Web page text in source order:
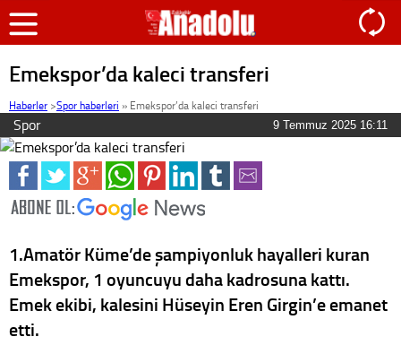
Emekspor’da kaleci transferi
Haberler >Spor haberleri » Emekspor’da kaleci transferi
Spor 9 Temmuz 2025 16:11
1.Amatör Küme’de şampiyonluk hayalleri kuran
Emekspor, 1 oyuncuyu daha kadrosuna kattı.
Emek ekibi, kalesini Hüseyin Eren Girgin’e emanet
etti.